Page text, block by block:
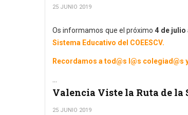
25 JUNIO 2019
Os informamos que el próximo 4 de julio
Sistema Educativo del COEESCV.
Recordamos a tod@s l@s colegiad@s
Valencia Viste la Ruta de la
25 JUNIO 2019